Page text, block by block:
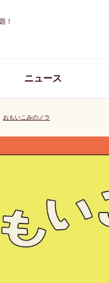
！
ニュース
おもいこみのノラ